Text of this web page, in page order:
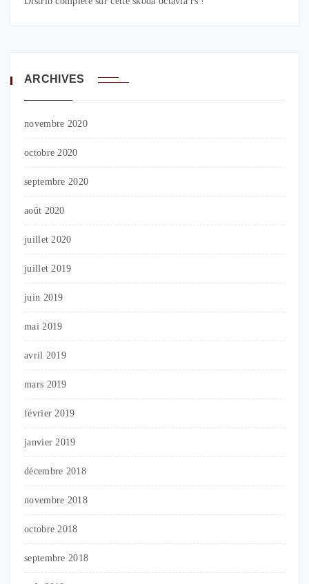
ARCHIVES
novembre 2020
octobre 2020
septembre 2020
août 2020
juillet 2020
juillet 2019
juin 2019
mai 2019
avril 2019
mars 2019
février 2019
janvier 2019
décembre 2018
novembre 2018
octobre 2018
septembre 2018